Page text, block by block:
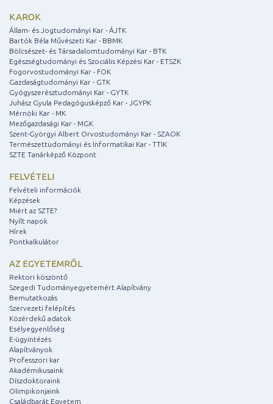
KAROK
Állam- és Jogtudományi Kar - ÁJTK
Bartók Béla Művészeti Kar - BBMK
Bölcsészet- és Társadalomtudományi Kar - BTK
Egészségtudományi és Szociális Képzési Kar - ETSZK
Fogorvostudományi Kar - FOK
Gazdaságtudományi Kar - GTK
Gyógyszerésztudományi Kar - GYTK
Juhász Gyula Pedagógusképző Kar - JGYPK
Mérnöki Kar - MK
Mezőgazdasági Kar - MGK
Szent-Györgyi Albert Orvostudományi Kar - SZAOK
Természettudományi és Informatikai Kar - TTIK
SZTE Tanárképző Központ
FELVÉTELI
Felvételi információk
Képzések
Miért az SZTE?
Nyílt napok
Hírek
Pontkalkulátor
AZ EGYETEMRŐL
Rektori köszöntő
Szegedi Tudományegyetemért Alapítvány
Bemutatkozás
Szervezeti felépítés
Közérdekű adatok
Esélyegyenlőség
E-ügyintézés
Alapítványok
Professzori kar
Akadémikusaink
Díszdoktoraink
Olimpikonjaink
Családbarát Egyetem